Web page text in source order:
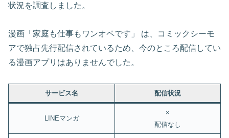
状況を調査しました。
漫画「家庭も仕事もワンオペです」 は、コミックシーモ
アで独占先行配信されているため、今のところ配信してい
る漫画アプリはありませんでした。
サービス名 配信状況
LINEマンガ
×
配信なし